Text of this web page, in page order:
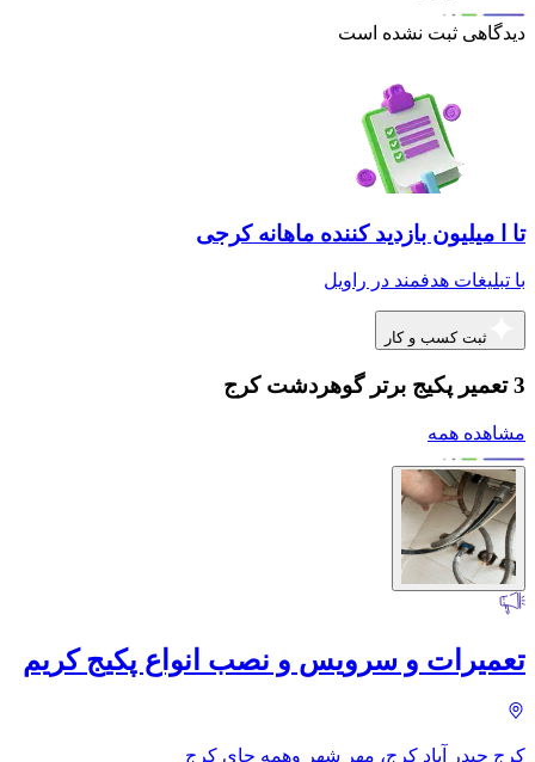
دیدگاهی ثبت نشده است
تا ا میلیون بازدید کننده ماهانه کرجی
با تبلیغات هدفمند در راویل
ثبت کسب و کار
3 تعمیر پکیج برتر گوهردشت کرج
مشاهده همه
تعمیرات و سرویس و نصب انواع پکیج کریم
کرج حیدر آباد کرج، مهر شهر وهمه جای کرج